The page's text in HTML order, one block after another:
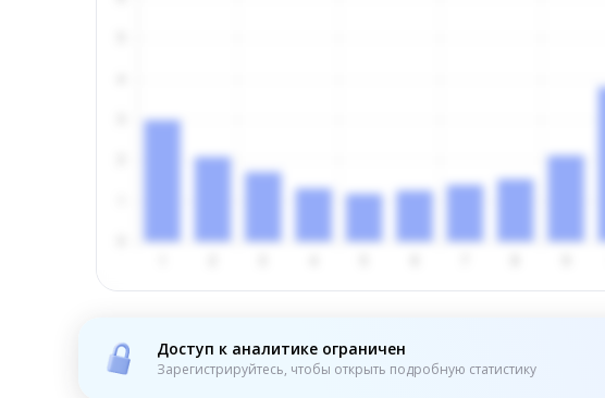
Доступ к аналитике ограничен
Зарегистрируйтесь, чтобы открыть подробную статистику